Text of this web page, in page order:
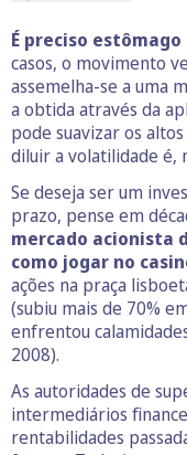
É preciso
casos, o movimento
assemelha-se a uma
a obtida através da
pode suavizar os
diluir a volatilidade é,
Se deseja ser um
prazo, pense em
mercado acionista
como jogar no
ações na praça
(subiu mais de 70%
enfrentou
2008).
As autoridades de
intermediários
rentabilidades